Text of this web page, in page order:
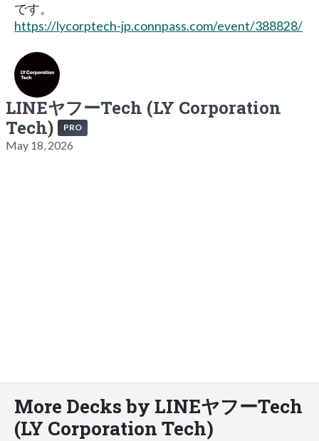
です。
https://lycorptech-jp.connpass.com/event/388828/
LINEヤフーTech (LY Corporation
Tech)
PRO
May 18, 2026
More Decks by LINEヤフーTech
(LY Corporation Tech)